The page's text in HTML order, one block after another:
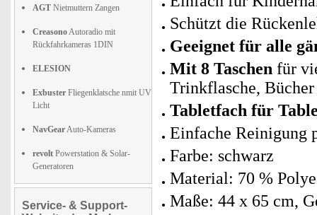
AGT Nietmuttern Zangen
CreasonoAutoradio mit
Rückfahrkameras 1DIN
ELESION
Exbuster Fliegenklatsche nmit UV
Licht
NavGearAuto-Kameras
revolt Powerstation & Solar-
Generatoren
Service- & Support-
Schützt die
Geeignet für alle
Mit 8 Taschen für
Trinkflasche,
Tabletfach für
Einfache Reinigung
Farbe: schwarz
Material: 70 %
Maße: 44 x 65 cm,